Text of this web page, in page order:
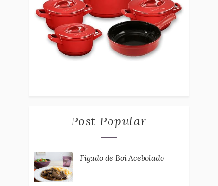
Post Popular
Fígado de Boi Acebolado